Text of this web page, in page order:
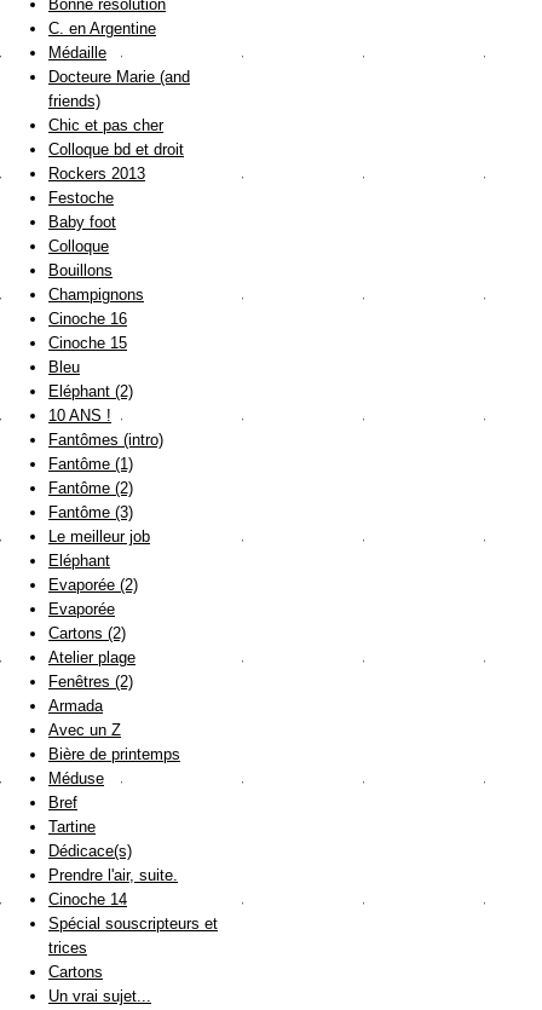
Bonne résolution
C. en Argentine
Médaille
Docteure Marie (and
friends)
Chic et pas cher
Colloque bd et droit
Rockers 2013
Festoche
Baby foot
Colloque
Bouillons
Champignons
Cinoche 16
Cinoche 15
Bleu
Eléphant (2)
10 ANS !
Fantômes (intro)
Fantôme (1)
Fantôme (2)
Fantôme (3)
Le meilleur job
Eléphant
Evaporée (2)
Evaporée
Cartons (2)
Atelier plage
Fenêtres (2)
Armada
Avec un Z
Bière de printemps
Méduse
Bref
Tartine
Dédicace(s)
Prendre l'air, suite.
Cinoche 14
Spécial souscripteurs et
trices
Cartons
Un vrai sujet...